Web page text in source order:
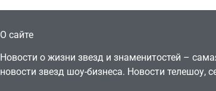
О сайте
Новости о жизни звезд и знаменитостей –
новости звезд шоу-бизнеса. Новости телешоу,